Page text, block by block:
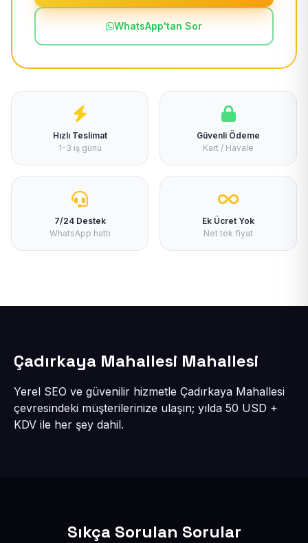
WhatsApp'tan Sor
Hızlı Teslimat
1-3 iş günü
Güvenli Ödeme
Kart / Havale
7/24 Destek
WhatsApp hattı
Ek Ücret Yok
Net tek fiyat
Çadırkaya Mahallesi Mahallesi
Yerel SEO ve güvenilir hizmetle Çadırkaya Mahallesi
çevresindeki müşterilerinize ulaşın; yılda 50 USD +
KDV ile her şey dahil.
Sıkça Sorulan Sorular